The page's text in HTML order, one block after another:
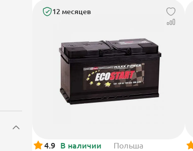
12 месяцев
4.9 В наличии Польша